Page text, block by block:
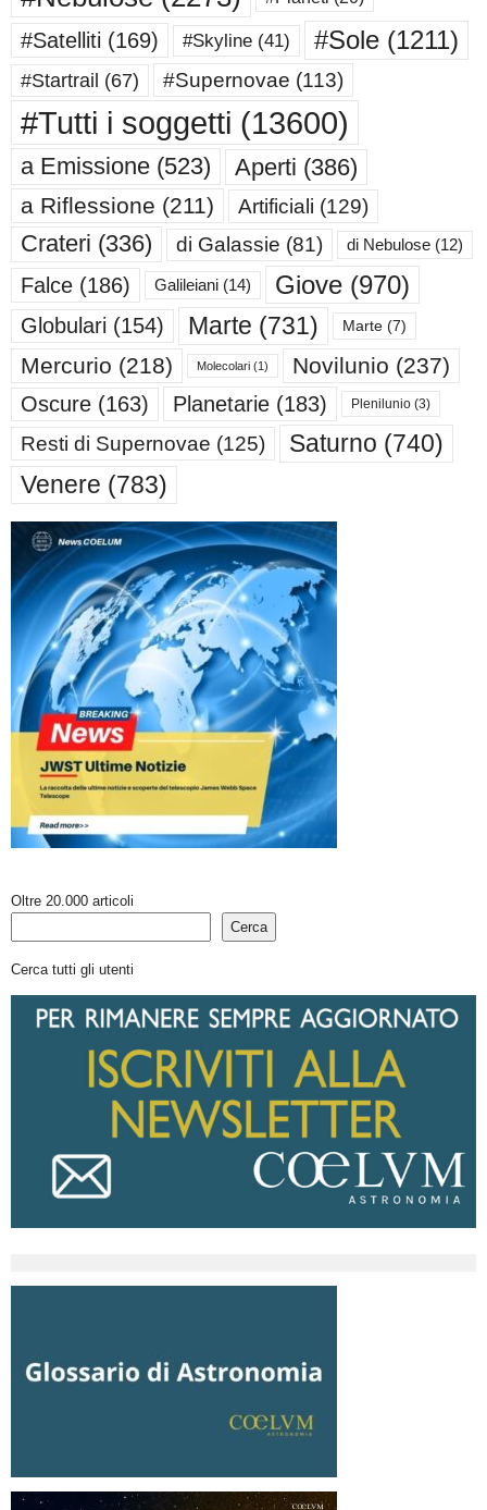
#Satelliti (169) #Skyline (41) #Sole (1211)
#Startrail (67) #Supernovae (113)
#Tutti i soggetti (13600)
a Emissione (523) Aperti (386)
a Riflessione (211) Artificiali (129)
Crateri (336) di Galassie (81) di Nebulose (12)
Falce (186) Galileiani (14) Giove (970)
Globulari (154) Marte (731) Marte (7)
Mercurio (218) Molecolari (1) Novilunio (237)
Oscure (163) Planetarie (183) Plenilunio (3)
Resti di Supernovae (125) Saturno (740)
Venere (783)
Oltre 20.000 articoli
Cerca
Cerca tutti gli utenti